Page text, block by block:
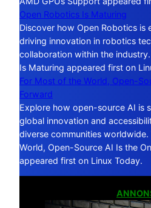
Open Robotics Is Maturing
Discover how Open Robotics is
driving innovation in robotics
collaboration within the
Is Maturing appeared first on
For Most of the World, Open-
Forward
Explore how open-source AI is
global innovation and
diverse communities
World, Open-Source AI Is the
appeared first on Linux Today.